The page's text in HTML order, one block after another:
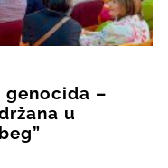
genocida –
u